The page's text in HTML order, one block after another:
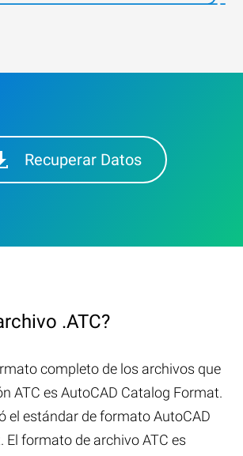
Recuperar Datos
.ATC?
completo de los archivos que
ATC es AutoCAD Catalog Format.
el estándar de formato AutoCAD
El formato de archivo ATC es